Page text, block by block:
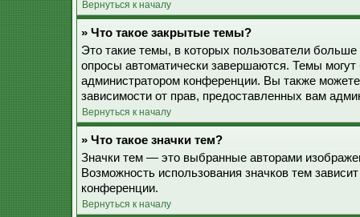
Вернуться к началу
» Что такое закрытые темы?
Это такие темы, в которых пользователи
опросы автоматически завершаются. Темы
администратором конференции. Вы также
зависимости от прав, предоставленных вам
Вернуться к началу
» Что такое значки тем?
Значки тем — это выбранные авторами
Возможность использования значков тем
конференции.
Вернуться к началу